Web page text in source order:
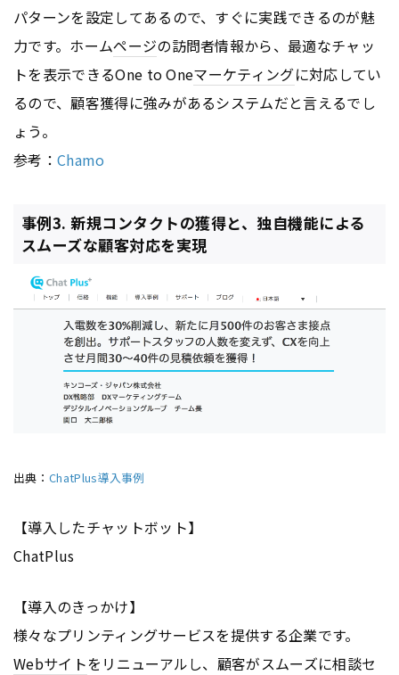
パターンを設定してあるので、すぐに実践できるのが魅
力です。ホームページの訪問者情報から、最適なチャッ
トを表示できるOne to Oneマーケティングに対応してい
るので、顧客獲得に強みがあるシステムだと言えるでし
ょう。
参考： Chamo
事例3. 新規コンタクトの獲得と、独自機能による
スムーズな顧客対応を実現
出典： ChatPlus導入事例
【導入したチャットボット】
ChatPlus
【導入のきっかけ】
様々なプリンティングサービスを提供する企業です。
Webサイトをリニューアルし、顧客がスムーズに相談セ